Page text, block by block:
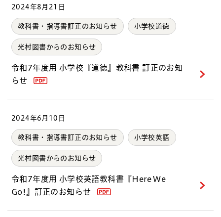
2024年8月21日
教科書・指導書訂正のお知らせ 小学校道徳
光村図書からのお知らせ
令和7年度用 小学校『道徳』教科書 訂正のお知
らせ
2024年6月10日
教科書・指導書訂正のお知らせ 小学校英語
光村図書からのお知らせ
令和7年度用 小学校英語教科書『Here We
Go!』訂正のお知らせ